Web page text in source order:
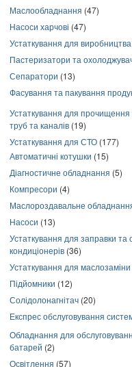
Маслообладнання (47)
Насоси харчові (47)
Устаткування для виробництва
Пастеризатори та
Сепаратори (13)
Фасування та пакування
Устаткування для прочищення
труб та каналів (19)
Устаткування для СТО (177)
Автоматичні котушки (15)
Діагностичне обладнання (5)
Компресори (4)
Маслороздавальне
Насоси (13)
Устаткування для заправки та
кондиціонерів (36)
Устаткування для маслозаміни
Підйомники (12)
Солідолонагнітач (20)
Експрес обслуговування
Обладнання для
батарей (2)
Освітлення (57)